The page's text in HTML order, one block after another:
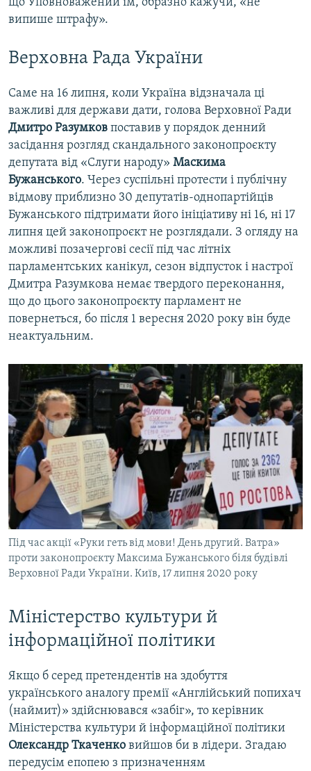
випише штрафу».
Верховна Рада України
Саме на 16 липня, коли Україна відзначала ці
важливі для держави дати, голова Верховної Ради
Дмитро Разумков поставив у порядок денний
засідання розгляд скандального законопроєкту
депутата від «Слуги народу» Маскима
Бужанського. Через суспільні протести і публічну
відмову приблизно 30 депутатів-однопартійців
Бужанського підтримати його ініціативу ні 16, ні 17
липня цей законопроєкт не розглядали. З огляду на
можливі позачергові сесії під час літніх
парламентських канікул, сезон відпусток і настрої
Дмитра Разумкова немає твердого переконання,
що до цього законопроєкту парламент не
повернеться, бо після 1 вересня 2020 року він буде
неактуальним.
Під час акції «Руки геть від мови! День другий. Ватра»
проти законопроєкту Максима Бужанського біля будівлі
Верховної Ради України. Київ, 17 липня 2020 року
Міністерство культури й
інформаційної політики
Якщо б серед претендентів на здобуття
українського аналогу премії «Англійський попихач
(наймит)» здійснювався «забіг», то керівник
Міністерства культури й інформаційної політики
Олександр Ткаченко вийшов би в лідери. Згадаю
передусім епопею з призначенням